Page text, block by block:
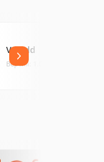
VIPadd
Версия: 1.0 (4.64 МБ)